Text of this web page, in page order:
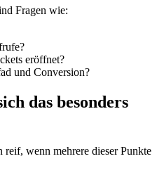
Fragen wie:
eröffnet?
und Conversion?
das besonders
wenn mehrere dieser Punkte